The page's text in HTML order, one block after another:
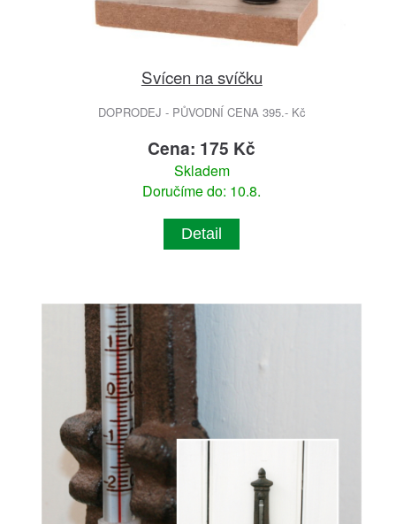
Svícen na svíčku
DOPRODEJ - PŮVODNÍ CENA 395.- Kč
Cena: 175 Kč
Skladem
Doručíme do: 10.8.
Detail